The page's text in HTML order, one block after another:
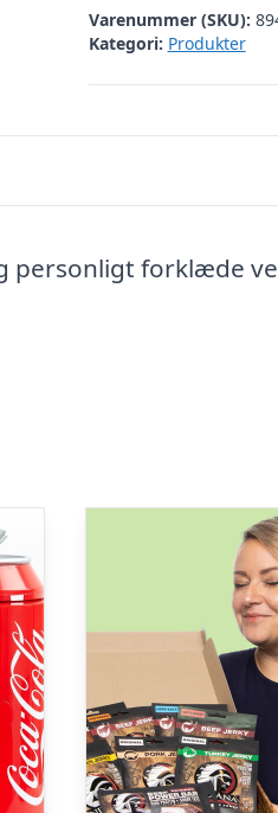
Varenummer (SKU):
Kategori: Produkter
personligt forklæde